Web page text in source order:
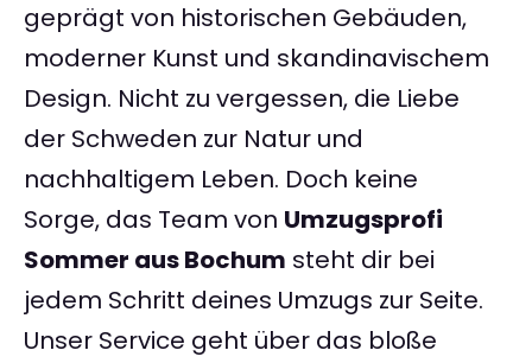
geprägt von historischen Gebäuden,
moderner Kunst und skandinavischem
Design. Nicht zu vergessen, die Liebe
der Schweden zur Natur und
nachhaltigem Leben. Doch keine
Sorge, das Team von Umzugsprofi
Sommer aus Bochum steht dir bei
jedem Schritt deines Umzugs zur Seite.
Unser Service geht über das bloße